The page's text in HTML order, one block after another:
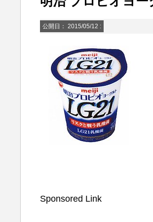
公開日： 2015/05/12 :
Sponsored Link